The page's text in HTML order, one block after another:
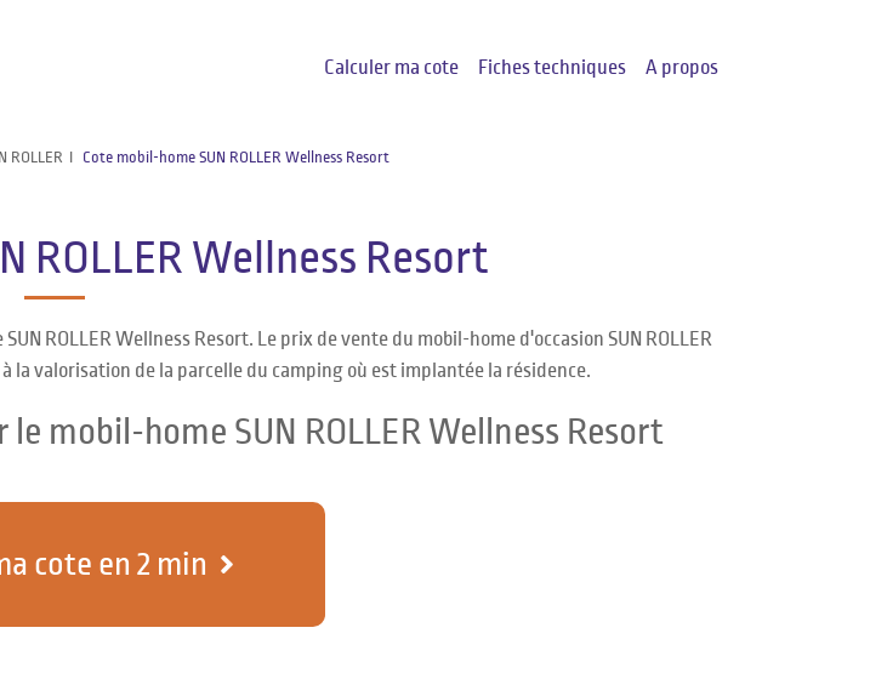
Calculer ma cote Fiches techniques A propos
ROLLER Cote mobil-home SUN ROLLER Wellness Resort
ROLLER Wellness Resort
ROLLER Wellness Resort. Le prix de vente du mobil-home d'occasion SUN ROLLER
la valorisation de la parcelle du camping où est implantée la résidence.
mobil-home SUN ROLLER Wellness Resort
cote en 2 min